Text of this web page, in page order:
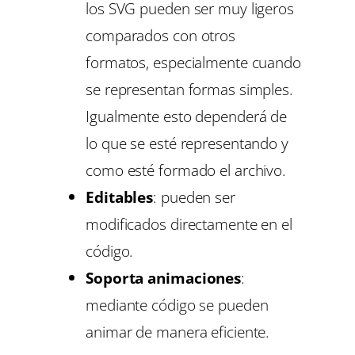
los SVG pueden ser muy ligeros
comparados con otros
formatos, especialmente cuando
se representan formas simples.
Igualmente esto dependerá de
lo que se esté representando y
como esté formado el archivo.
Editables: pueden ser
modificados directamente en el
código.
Soporta animaciones:
mediante código se pueden
animar de manera eficiente.